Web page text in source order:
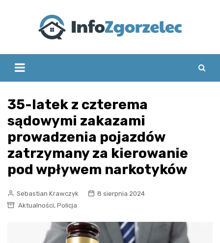
35-latek z czterema
sądowymi zakazami
prowadzenia pojazdów
zatrzymany za kierowanie
pod wpływem narkotyków
Sebastian Krawczyk
8 sierpnia 2024
Aktualności, Policja